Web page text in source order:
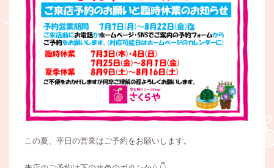
この夏、平日の営業はご予約をお願いします。